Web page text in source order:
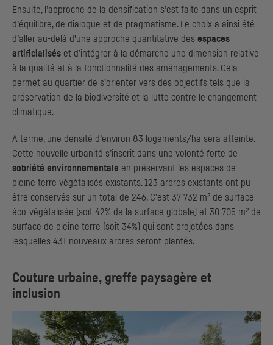
Ensuite, l’approche de la densification s’est faite dans un esprit
d’équilibre, de dialogue et de pragmatisme. Le choix a ainsi été
d’aller au-delà d’une approche quantitative des espaces
artificialisés et d’intégrer à la démarche une dimension relative
à la qualité et à la fonctionnalité des aménagements. Cela
permet au quartier de s’orienter vers des objectifs tels que la
préservation de la biodiversité et la lutte contre le changement
climatique.
A terme, une densité d’environ 83 logements/ha sera atteinte.
Cette nouvelle urbanité s’inscrit dans une volonté forte de
sobriété environnementale en préservant les espaces de
pleine terre végétalisés existants. 123 arbres existants ont pu
être conservés sur un total de 246. C’est 37 732 m² de surface
éco-végétalisée (soit 42% de la surface globale) et 30 705 m² de
surface de pleine terre (soit 34%) qui sont projetées dans
lesquelles 431 nouveaux arbres seront plantés.
Couture urbaine, greffe paysagère et
inclusion